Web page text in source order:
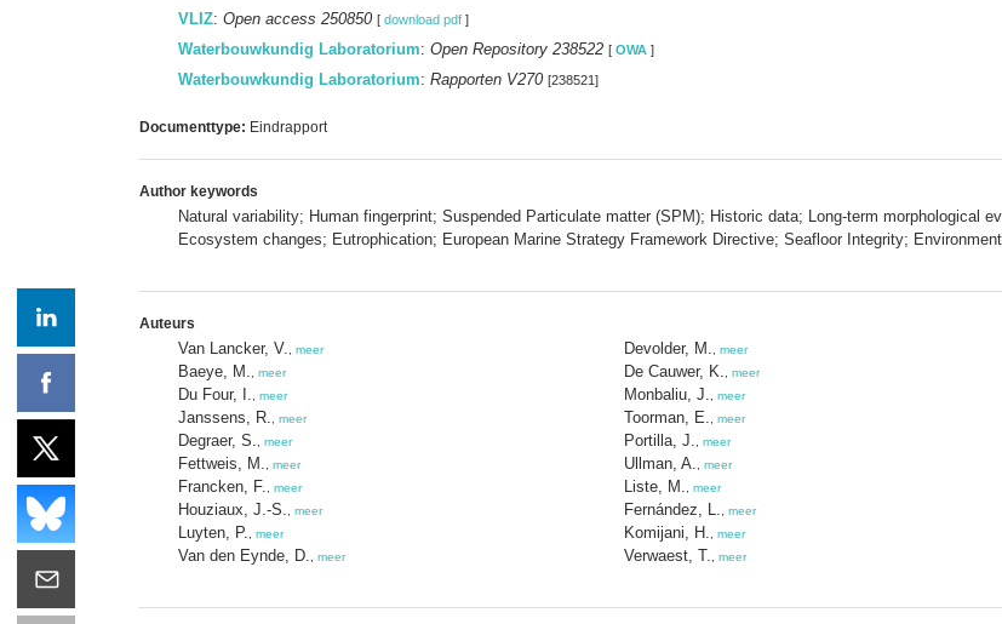
VLIZ: Open access 250850 [ download pdf ]
Waterbouwkundig Laboratorium: Open Repository 238522 [ OWA ]
Waterbouwkundig Laboratorium: Rapporten V270 [238521]
Documenttype: Eindrapport
Author keywords
Natural variability; Human fingerprint; Suspended Particulate matter (SPM); Historic data; Long-term morphological
Ecosystem changes; Eutrophication; European Marine Strategy Framework Directive; Seafloor Integrity;
Auteurs
Van Lancker, V. meer
Baeye, M. meer
Du Four, I. meer
Janssens, R. meer
Degraer, S. meer
Fettweis, M. meer
Francken, F. meer
Houziaux, J.-S. meer
Luyten, P. meer
Van den Eynde, D. meer
Devolder, M. meer
De Cauwer, K. meer
Monbaliu, J. meer
Toorman, E. meer
Portilla, J. meer
Ullman, A. meer
Liste, M. meer
Fernández, L. meer
Komijani, H. meer
Verwaest, T. meer